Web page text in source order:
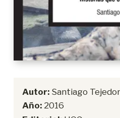
Autor:Santiago Tejedor
Año:2016